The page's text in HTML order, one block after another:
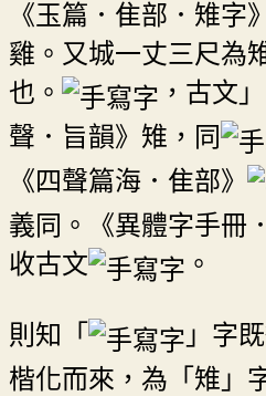
《玉篇．隹部．雉字
雞。又城一丈三尺為
也。
，古文
聲．旨韻》雉，同
《四聲篇海．隹部》
義同。《異體字手冊
收古文
。
則知「
」字
楷化而來，為「雉」